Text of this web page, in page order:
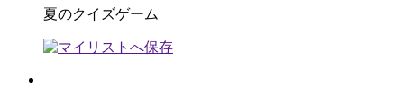
夏のクイズゲーム